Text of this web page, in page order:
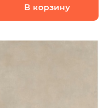
В корзину